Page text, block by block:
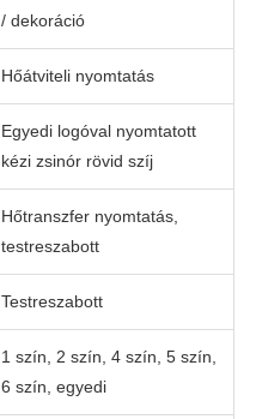
/ dekoráció
Hőátviteli nyomtatás
Egyedi logóval nyomtatott
kézi zsinór rövid szíj
Hőtranszfer nyomtatás,
testreszabott
Testreszabott
1 szín, 2 szín, 4 szín, 5 szín,
6 szín, egyedi